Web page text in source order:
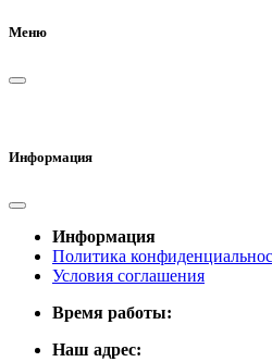
Меню
Информация
Информация
Политика
Условия соглашения
Время работы:
Наш адрес: